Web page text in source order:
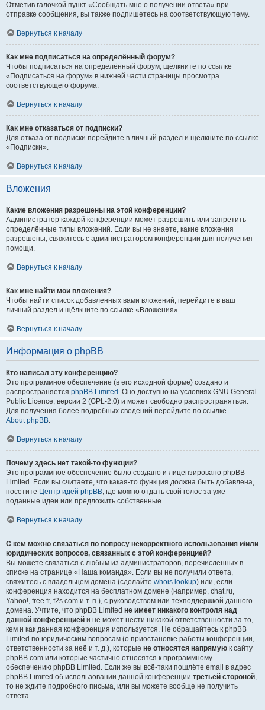
Отметив галочкой пункт «Сообщать мне о получении ответа» при
отправке сообщения, вы также подпишетесь на соответствующую тему.
Вернуться к началу
Как мне подписаться на определённый форум?
Чтобы подписаться на определённый форум, щёлкните по ссылке
«Подписаться на форум» в нижней части страницы просмотра
соответствующего форума.
Вернуться к началу
Как мне отказаться от подписки?
Для отказа от подписки перейдите в личный раздел и щёлкните по ссылке
«Подписки».
Вернуться к началу
Вложения
Какие вложения разрешены на этой конференции?
Администратор каждой конференции может разрешить или запретить
определённые типы вложений. Если вы не знаете, какие вложения
разрешены, свяжитесь с администратором конференции для получения
помощи.
Вернуться к началу
Как мне найти мои вложения?
Чтобы найти список добавленных вами вложений, перейдите в ваш
личный раздел и щёлкните по ссылке «Вложения».
Вернуться к началу
Информация о phpBB
Кто написал эту конференцию?
Это программное обеспечение (в его исходной форме) создано и
распространяется phpBB Limited . Оно доступно на условиях GNU General
Public Licence, версии 2 (GPL-2.0) и может свободно распространяться.
Для получения более подробных сведений перейдите по ссылке
About phpBB.
Вернуться к началу
Почему здесь нет такой-то функции?
Это программное обеспечение было создано и лицензировано phpBB
Limited. Если вы считаете, что какая-то функция должна быть добавлена,
посетите Центр идей phpBB, где можно отдать свой голос за уже
поданные идеи или предложить собственные.
Вернуться к началу
С кем можно связаться по вопросу некорректного использования и/или
юридических вопросов, связанных с этой конференцией?
Вы можете связаться с любым из администраторов, перечисленных в
списке на странице «Наша команда». Если вы не получили ответа,
свяжитесь с владельцем домена (сделайте whois lookup) или, если
конференция находится на бесплатном домене (например, chat.ru,
Yahoo!, free.fr, f2s.com и т. п.), с руководством или техподдержкой данного
домена. Учтите, что phpBB Limited не имеет никакого контроля над
данной конференцией и не может нести никакой ответственности за то,
кем и как данная конференция используется. Не обращайтесь к phpBB
Limited по юридическим вопросам (о приостановке работы конференции,
ответственности за неё и т. д.), которые не относятся напрямую к сайту
phpBB.com или которые частично относятся к программному
обеспечению phpBB Limited. Если же вы всё-таки пошлёте email в адрес
phpBB Limited об использовании данной конференции третьей стороной,
то не ждите подробного письма, или вы можете вообще не получить
ответа.